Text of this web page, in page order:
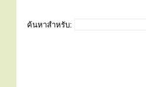
ค้นหาสำหรับ: